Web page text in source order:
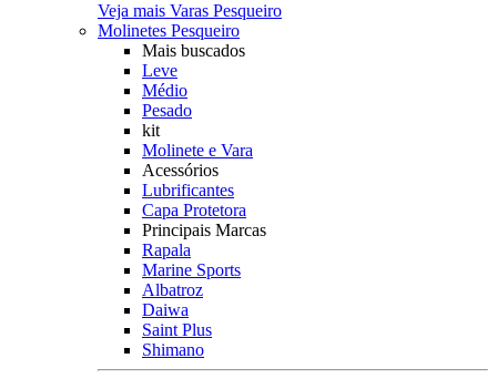
Veja mais Varas Pesqueiro
Molinetes Pesqueiro
Mais buscados
Leve
Médio
Pesado
kit
Molinete e Vara
Acessórios
Lubrificantes
Capa Protetora
Principais Marcas
Rapala
Marine Sports
Albatroz
Daiwa
Saint Plus
Shimano